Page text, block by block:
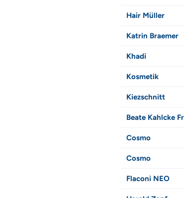
Hair Müller
Katrin Braemer
Khadi
Kosmetik
Kiezschnitt
Beate Kahlcke
Cosmo
Cosmo
Flaconi NEO